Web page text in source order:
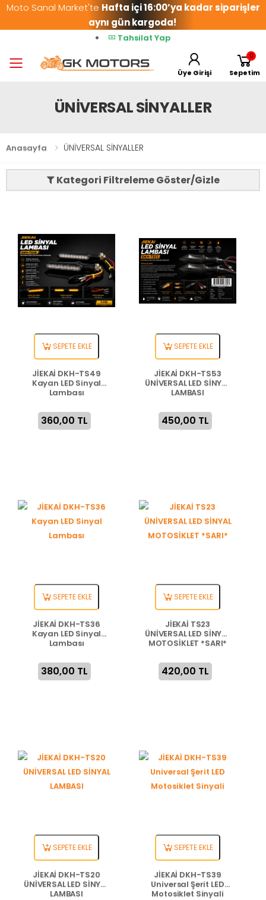
Moto Sanal Market'te Hafta içi 16:00’ya kadar siparişler
aynı gün kargoda!
Tahsilat Yap
Toggle mobile menuÜye Girişi
0
Sepetim
ÜNİVERSAL SİNYALLER
Anasayfa ÜNİVERSAL SİNYALLER
Kategori Filtreleme Göster/Gizle
SEPETE EKLE
JİEKAİ DKH-TS49
Kayan LED Sinyal
Lambası
360,00 TL
SEPETE EKLE
JİEKAİ DKH-TS53
ÜNİVERSAL LED SİNYAL
LAMBASI
450,00 TL
SEPETE EKLE
JİEKAİ DKH-TS36
Kayan LED Sinyal
Lambası
380,00 TL
SEPETE EKLE
JİEKAİ TS23
ÜNİVERSAL LED SİNYAL
MOTOSİKLET *SARI*
420,00 TL
SEPETE EKLE
JİEKAİ DKH-TS20
ÜNİVERSAL LED SİNYAL
LAMBASI
SEPETE EKLE
JİEKAİ DKH-TS39
Universal Şerit LED
Motosiklet Sinyali